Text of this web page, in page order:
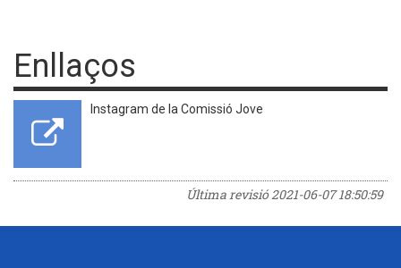
Enllaços
Instagram de la Comissió Jove
Última revisió2021-06-07 18:50:59